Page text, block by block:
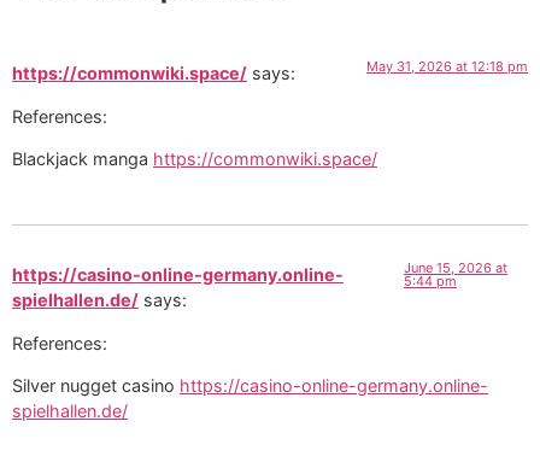
https://commonwiki.space/ says: May 31, 2026 at 12:18 pm
References:
Blackjack manga https://commonwiki.space/
https://casino-online-germany.online-
spielhallen.de/ says:
June 15, 2026 at
5:44 pm
References:
Silver nugget casino https://casino-online-germany.online-
spielhallen.de/